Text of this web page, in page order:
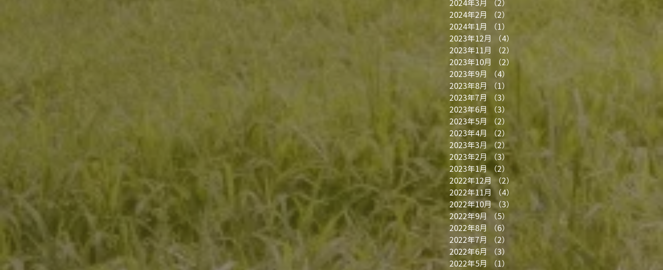
2024年3月
（2）
2024年2月
（2）
2024年1月
（1）
1件の記事
2023年12月
（4）
2023年11月
（2）
2023年10月
（2）
2件の記事
2023年9月
（4）
2023年8月
（1）
1件の記事
2023年7月
（3）
3件の記事
2023年6月
（3）
2023年5月
（2）
2023年4月
（2）
2件の記事
2023年3月（2）
2件の記事
2023年2月 （3） 3件の記事
2023年1月（2）
2022年12月 （2）2件の記事
2022年11月 （4）
4件の記事
2022年10月（3）
3件の記事
2022年9月
（5）
2022年8月
（6）
6件の記事
2022年7月
（2） 2件の記事
2022年6月
（3）
2022年5月
（1）